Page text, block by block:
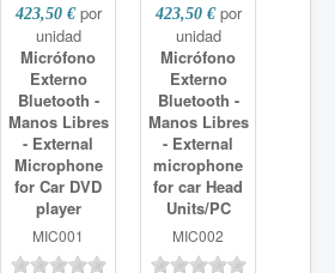
423,50 € por
unidad
Micrófono
Externo
Bluetooth -
Manos Libres
- External
Microphone
for Car DVD
player
MIC001
423,50 € por
unidad
Micrófono
Externo
Bluetooth -
Manos Libres
- External
microphone
for car Head
Units/PC
MIC002